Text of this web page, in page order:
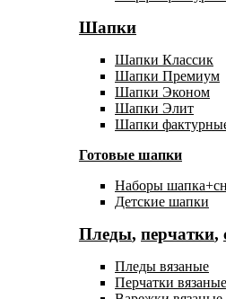
Шапки
Шапки Классик
Шапки Премиум
Шапки Эконом
Шапки Элит
Шапки
Готовые шапки
Наборы
Детские шапки
Пледы, перчатки,
Пледы вязаные
Перчатки вязаные